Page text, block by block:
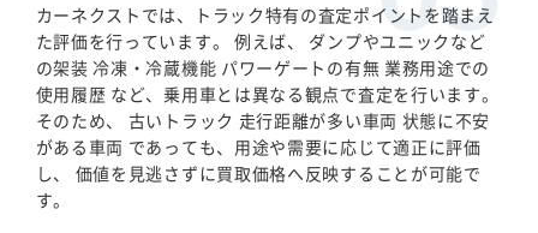
カーネクストでは、トラック特有の査定ポイントを踏まえ
た評価を行っています。 例えば、 ダンプやユニックなど
の架装 冷凍・冷蔵機能 パワーゲートの有無 業務用途での
使用履歴 など、乗用車とは異なる観点で査定を行います。
そのため、 古いトラック 走行距離が多い車両 状態に不安
がある車両 であっても、用途や需要に応じて適正に評価
し、 価値を見逃さずに買取価格へ反映することが可能で
す。